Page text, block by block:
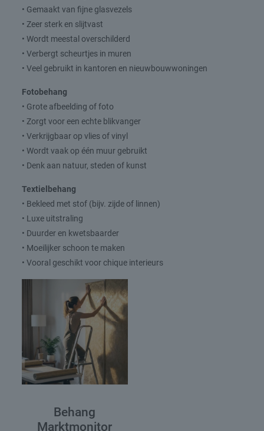
• Gemaakt van fijne glasvezels
• Zeer sterk en slijtvast
• Wordt meestal overschilderd
• Verbergt scheurtjes in muren
• Veel gebruikt in kantoren en nieuwbouwwoningen
Fotobehang
• Grote afbeelding of foto
• Zorgt voor een echte blikvanger
• Verkrijgbaar op vlies of vinyl
• Wordt vaak op één muur gebruikt
• Denk aan natuur, steden of kunst
Textielbehang
• Bekleed met stof (bijv. zijde of linnen)
• Luxe uitstraling
• Duurder en kwetsbaarder
• Moeilijker schoon te maken
• Vooral geschikt voor chique interieurs
Behang
Marktmonitor